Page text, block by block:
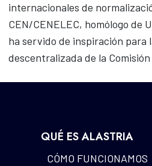
internacionales de
CEN/CENELEC, homólogo de
ha servido de inspiración para
descentralizada de la Comisión
QUÉ ES ALASTRIA
CÓMO FUNCIONAMOS